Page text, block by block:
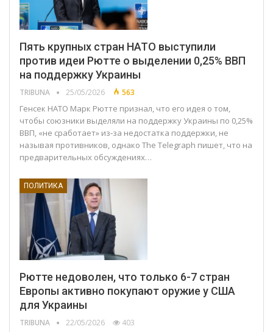
Пять крупных стран НАТО выступили
против идеи Рютте о выделении 0,25% ВВП
на поддержку Украины
TRIBUNA 25/05/2026 563
Генсек НАТО Марк Рютте признал, что его идея о том,
чтобы союзники выделяли на поддержку Украины по 0,25%
ВВП, «не сработает» из‑за недостатка поддержки, не
называя противников, однако The Telegraph пишет, что на
предварительных обсуждениях…
ПОЛИТИКА
Рютте недоволен, что только 6-7 стран
Европы активно покупают оружие у США
для Украины
TRIBUNA 22/05/2026 403